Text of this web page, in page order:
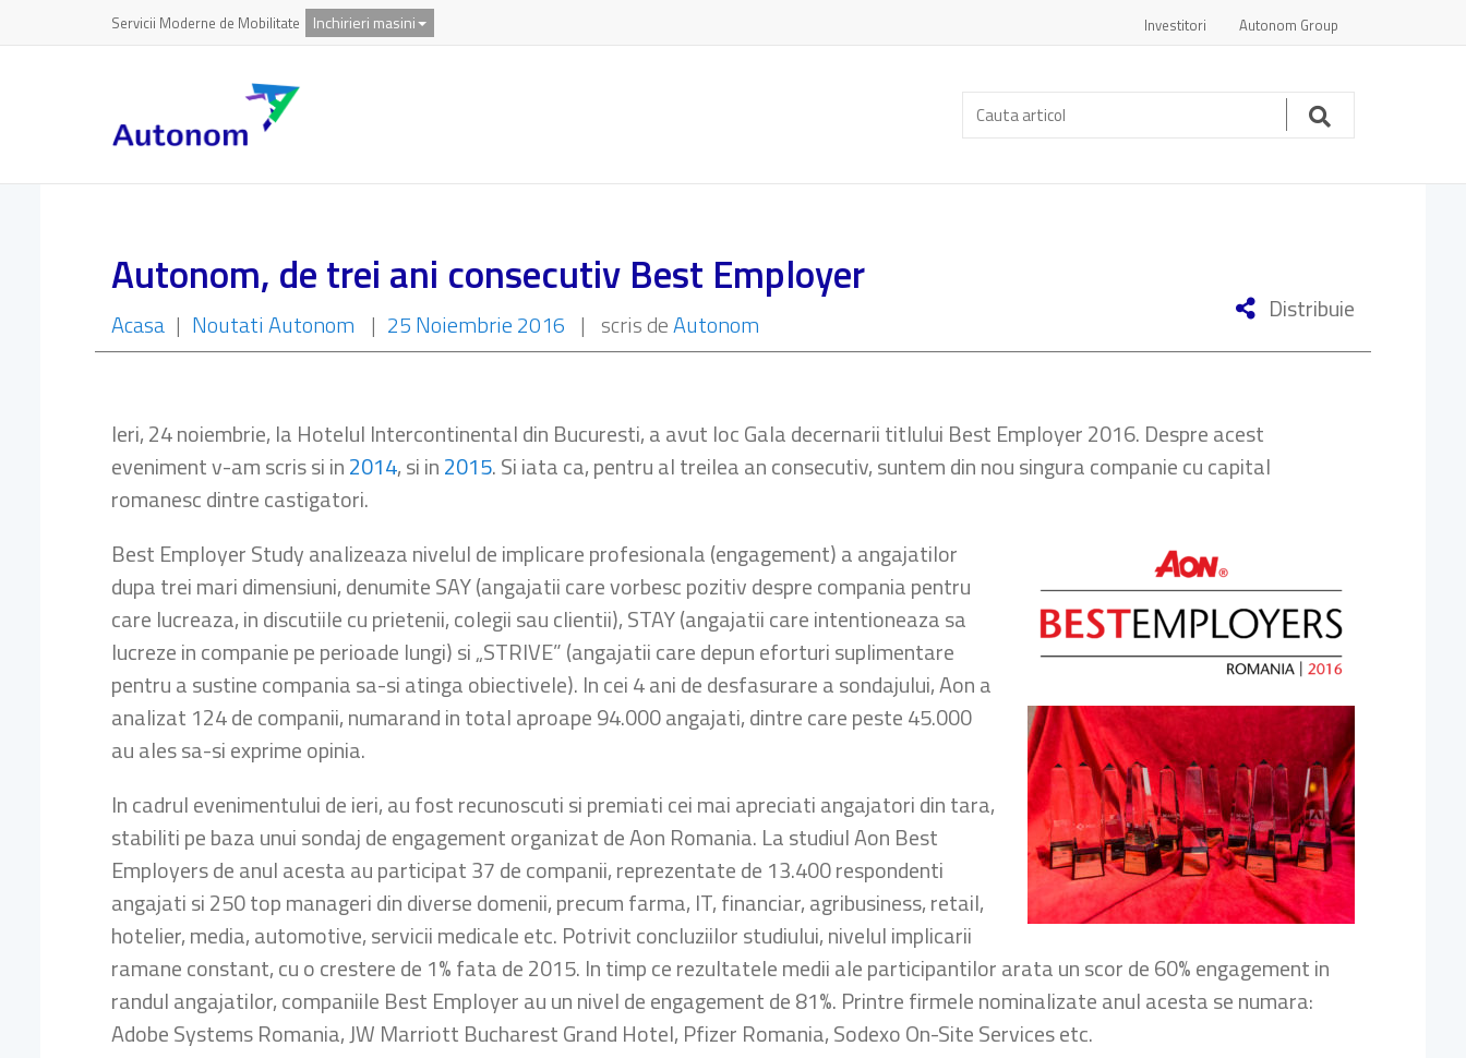
Servicii Moderne de Mobilitate Inchirieri masini Investitori Autonom Group
Cauta
articol:
Autonom, de trei ani consecutiv Best Employer
Acasa | Noutati Autonom | 25 Noiembrie 2016 | scris deAutonom Distribuie
Ieri, 24 noiembrie, la Hotelul Intercontinental din Bucuresti, a avut loc Gala decernarii titlului Best Employer 2016. Despre acest
eveniment v-am scris si in2014, si in2015. Si iata ca, pentru al treilea an consecutiv, suntem din nou singura companie cu capital
romanesc dintre castigatori.
Best Employer Study analizeaza nivelul de implicare profesionala (engagement) a angajatilor
dupa trei mari dimensiuni, denumite SAY (angajatii care vorbesc pozitiv despre compania pentru
care lucreaza, in discutiile cu prietenii, colegii sau clientii), STAY (angajatii care intentioneaza sa
lucreze in companie pe perioade lungi) si „STRIVE” (angajatii care depun eforturi suplimentare
pentru a sustine compania sa-si atinga obiectivele). In cei 4 ani de desfasurare a sondajului, Aon a
analizat 124 de companii, numarand in total aproape 94.000 angajati, dintre care peste 45.000
au ales sa-si exprime opinia.
In cadrul evenimentului de ieri, au fost recunoscuti si premiati cei mai apreciati angajatori din tara,
stabiliti pe baza unui sondaj de engagement organizat de Aon Romania. La studiul Aon Best
Employers de anul acesta au participat 37 de companii, reprezentate de 13.400 respondenti
angajati si 250 top manageri din diverse domenii, precum farma, IT, financiar, agribusiness, retail,
hotelier, media, automotive, servicii medicale etc. Potrivit concluziilor studiului, nivelul implicarii
ramane constant, cu o crestere de 1% fata de 2015. In timp ce rezultatele medii ale participantilor arata un scor de 60% engagement in
randul angajatilor, companiile Best Employer au un nivel de engagement de 81%. Printre firmele nominalizate anul acesta se numara:
Adobe Systems Romania, JW Marriott Bucharest Grand Hotel, Pfizer Romania, Sodexo On-Site Services etc.